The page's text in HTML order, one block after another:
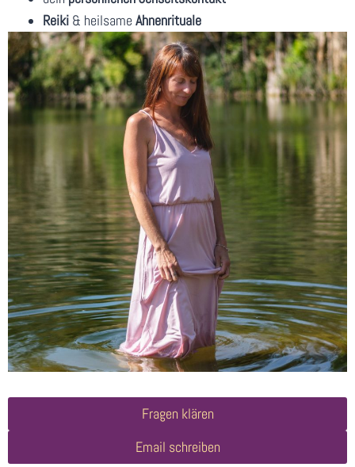
Reiki& heilsame Ahnenrituale
Fragen klären
Email schreiben